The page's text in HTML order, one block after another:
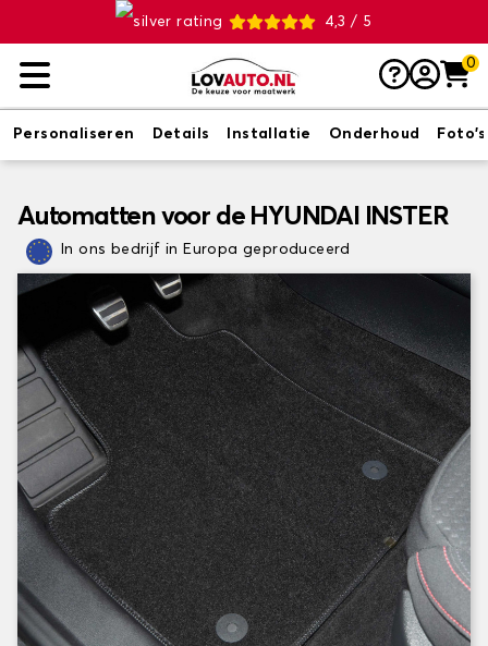
4,3 / 5
0
Personaliseren Details Installatie Onderhoud Foto's
Automatten voor de HYUNDAI INSTER
In ons bedrijf in Europa geproduceerd